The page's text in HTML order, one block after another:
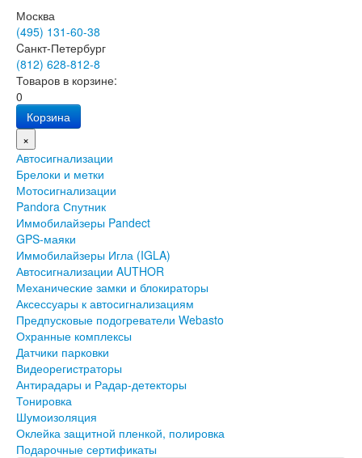
Москва
(495) 131-60-38
Cанкт-Петербург
(812) 628-812-8
Товаров в корзине:
0
Корзина
×
Автосигнализации
Брелоки и метки
Мотосигнализации
Pandora Спутник
Иммобилайзеры Pandect
GPS-маяки
Иммобилайзеры Игла (IGLA)
Автосигнализации AUTHOR
Механические замки и блокираторы
Аксессуары к автосигнализациям
Предпусковые подогреватели Webasto
Охранные комплексы
Датчики парковки
Видеорегистраторы
Антирадары и Радар-детекторы
Тонировка
Шумоизоляция
Оклейка защитной пленкой, полировка
Подарочные сертификаты